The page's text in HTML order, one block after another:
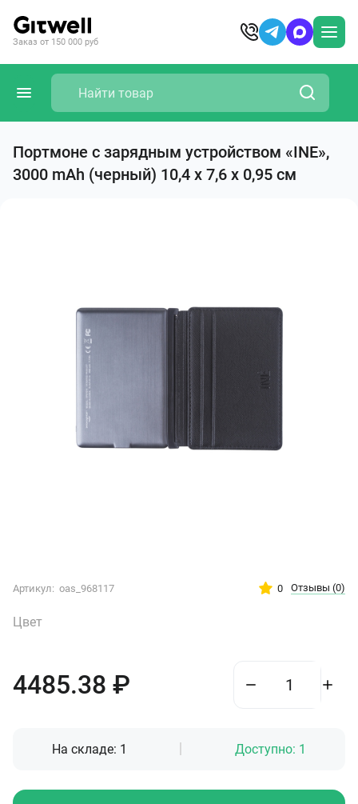
Заказ от 150 000 руб
Портмоне с зарядным устройством «INE»,
3000 mAh (черный) 10,4 х 7,6 х 0,95 см
Артикул: oas_968117 0 Отзывы (0)
Цвет
4485.38 ₽
На складе: 1 Доступно: 1